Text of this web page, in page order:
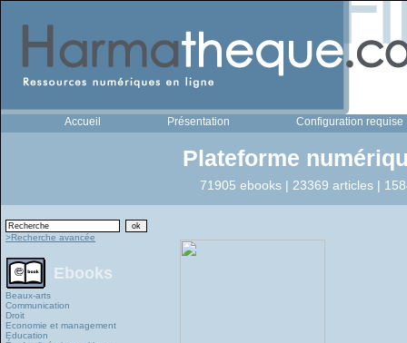
Accueil Présentation Configuration requise
Plateforme
71905 ebooks | 23369 articles |
>Recherche avancée
Ebooks
Beaux-arts
Communication
Droit
Economie et management
Education